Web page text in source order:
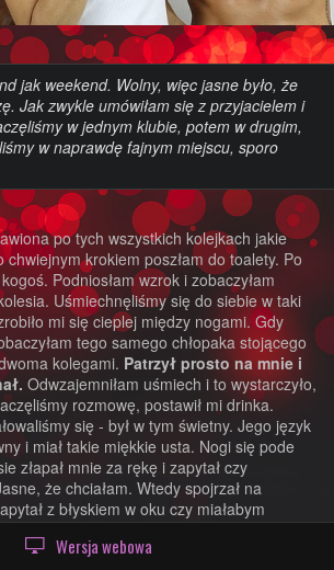
Wersja webowa
jak weekend. Wolny, więc jasne było, że
Jak zwykle umówiłam się z przyjacielem i
w jednym klubie, potem w drugim,
w naprawdę fajnym miejscu, sporo
po tych wszystkich kolejkach jakie
chwiejnym krokiem poszłam do toalety. Po
Podniosłam wzrok i zobaczyłam
Uśmiechnęliśmy się do siebie w taki
mi się cieplej między nogami. Gdy
tego samego chłopaka stojącego
kolegami. Patrzył prosto na mnie i
Odwzajemniłam uśmiech i to wystarczyło,
rozmowę, postawił mi drinka.
się - był w tym świetny. Jego język
i miał takie miękkie usta. Nogi się pode
złapał mnie za rękę i zapytał czy
że chciałam. Wtedy spojrzał na
z błyskiem w oku czy miałabym
dołączyli. Nigdy nie próbowałam tego z
ale muszę przyznać, że zawsze była